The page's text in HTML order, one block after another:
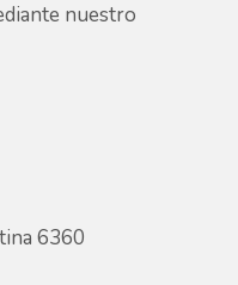
nuestro
6360